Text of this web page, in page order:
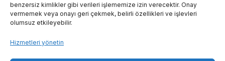
benzersiz kimlikler gibi verileri işlememize izin verecektir. Onay
vermemek veya onayı geri çekmek, belirli özellikleri ve işlevleri
olumsuz etkileyebilir.
Hizmetleri yönetin